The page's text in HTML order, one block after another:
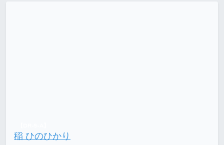
稲 ひのひかり